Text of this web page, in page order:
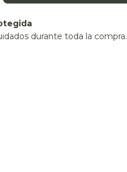
durante toda la compra.